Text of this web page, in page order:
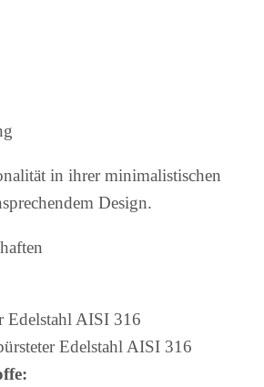
in ihrer minimalistischen
Design.
Edelstahl AISI 316
Edelstahl AISI 316